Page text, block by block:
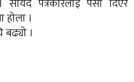
होला ।
बढ्यो ।